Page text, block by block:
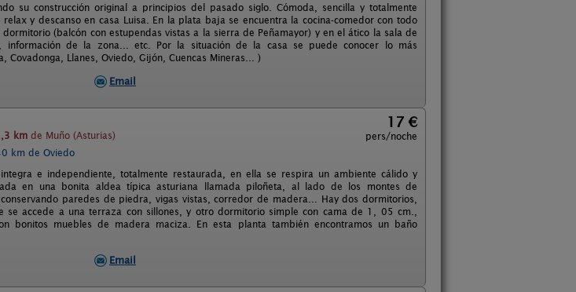
su construcción original a principios del pasado siglo. Cómoda, sencilla y totalmente
y descanso en casa Luisa. En la plata baja se encuentra la cocina-comedor con todo
(balcón con estupendas vistas a la sierra de Peñamayor) y en el ático la sala de
información de la zona... etc. Por la situación de la casa se puede conocer lo más
Covadonga, Llanes, Oviedo, Gijón, Cuencas Mineras... )
Email
km de Muño (Asturias)
17 €
pers/noche
km de Oviedo
e independiente, totalmente restaurada, en ella se respira un ambiente cálido y
en una bonita aldea típica asturiana llamada piloñeta, al lado de los montes de
paredes de piedra, vigas vistas, corredor de madera... Hay dos dormitorios,
se accede a una terraza con sillones, y otro dormitorio simple con cama de 1, 05 cm.,
bonitos muebles de madera maciza. En esta planta también encontramos un baño
Email